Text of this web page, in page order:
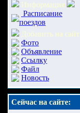
Информация
Расписание
поездов
Добавить на сайт
Фото
Объявление
Ссылку
Файл
Новость
Сейчас на сайте: